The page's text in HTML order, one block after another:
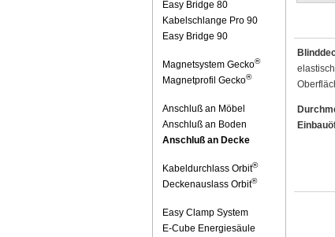
Easy Bridge 80
Kabelschlange Pro 90
Easy Bridge 90
Magnetsystem Gecko®
Magnetprofil Gecko®
Anschluß an Möbel
Anschluß an Boden
Anschluß an Decke
Kabeldurchlass Orbit®
Deckenauslass Orbit®
Easy Clamp System
E-Cube Energiesäule